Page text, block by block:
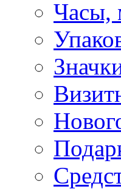
Часы,